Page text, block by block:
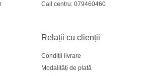
31 August 1989, 13
Relații cu clienții
Condiții livrare
Modalități de plată
Call centru: 079460460